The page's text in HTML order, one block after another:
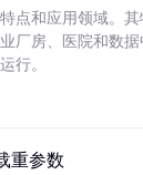
点和应用领域。
厂房、医院和数
行。
重参数